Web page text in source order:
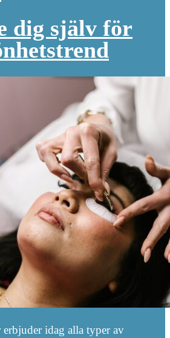
dig själv för
idag alla typer av